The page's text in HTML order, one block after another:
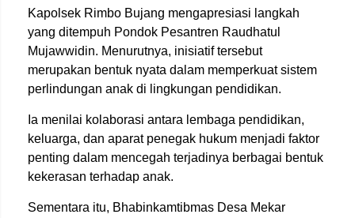
Kapolsek Rimbo Bujang mengapresiasi langkah
yang ditempuh Pondok Pesantren Raudhatul
Mujawwidin. Menurutnya, inisiatif tersebut
merupakan bentuk nyata dalam memperkuat sistem
perlindungan anak di lingkungan pendidikan.
Ia menilai kolaborasi antara lembaga pendidikan,
keluarga, dan aparat penegak hukum menjadi faktor
penting dalam mencegah terjadinya berbagai bentuk
kekerasan terhadap anak.
Sementara itu, Bhabinkamtibmas Desa Mekar